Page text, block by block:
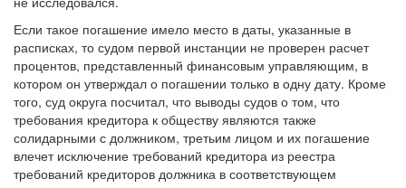
Если такое погашение имело место в даты, указанные в
расписках, то судом первой инстанции не проверен расчет
процентов, представленный финансовым управляющим, в
котором он утверждал о погашении только в одну дату. Кроме
того, суд округа посчитал, что выводы судов о том, что
требования кредитора к обществу являются также
солидарными с должником, третьим лицом и их погашение
влечет исключение требований кредитора из реестра
требований кредиторов должника в соответствующем
размере, сделаны без полного исследования и установления